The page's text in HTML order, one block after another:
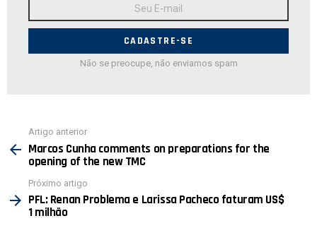
E-
Não se preocupe, não enviamos spam
mais
Artigo anterior
Marcos Cunha comments on preparations for the
opening of the new TMC
Próximo artigo
PFL: Renan Problema e Larissa Pacheco faturam US$
1 milhão